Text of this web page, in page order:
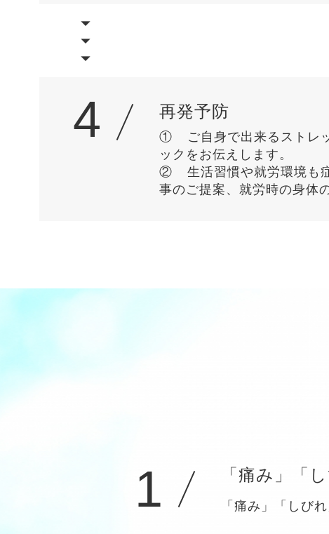
再発予防
①	ご自身で出来るストレッチや運動をご提案します。また、日常生活動作、就寝時においての注意点や有効なテクニ
ックをお伝えします。
②	生活習慣や就労環境も症状と完全に切り離すことは出来ません。そこで、効果的に必要栄養素を摂取するための食
4
「痛み」「
「痛み」「しび
1